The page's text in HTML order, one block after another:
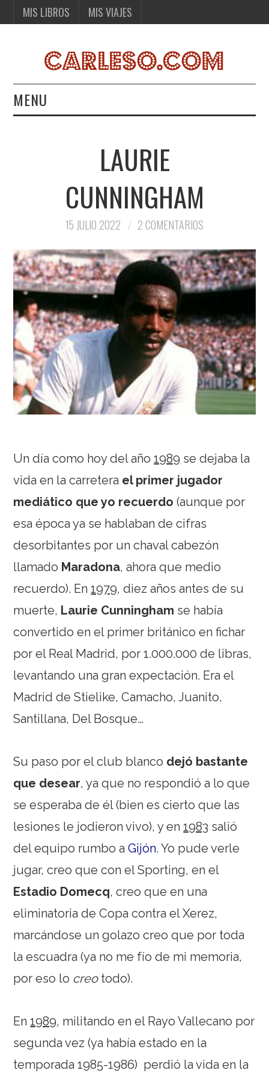
MIS LIBROS MIS VIAJES
MENU
LAURIE
CUNNINGHAM
15 JULIO 2022 2 COMENTARIOS
Un día como hoy del año1989 se dejaba la
vida en la carretera el primer jugador
mediático que yo recuerdo(aunque por
esa época ya se hablaban de cifras
desorbitantes por un chaval cabezón
llamado Maradona, ahora que medio
recuerdo). En1979, diez años antes de su
muerte, Laurie Cunningham se había
convertido en el primer británico en fichar
por el Real Madrid, por 1.000.000 de libras,
levantando una gran expectación. Era el
Madrid de Stielike, Camacho, Juanito,
Santillana, Del Bosque…
Su paso por el club blanco dejó bastante
que desear, ya que no respondió a lo que
se esperaba de él (bien es cierto que las
lesiones le jodieron vivo), y en1983 salió
del equipo rumbo aGijón. Yo pude verle
jugar, creo que con el Sporting, en el
Estadio Domecq, creo que en una
eliminatoria de Copa contra el Xerez,
marcándose un golazo creo que por toda
la escuadra (ya no me fío de mi memoria,
por eso lo creotodo).
En1989, militando en el Rayo Vallecano por
segunda vez (ya había estado en la
temporada 1985-1986) perdió la vida en la